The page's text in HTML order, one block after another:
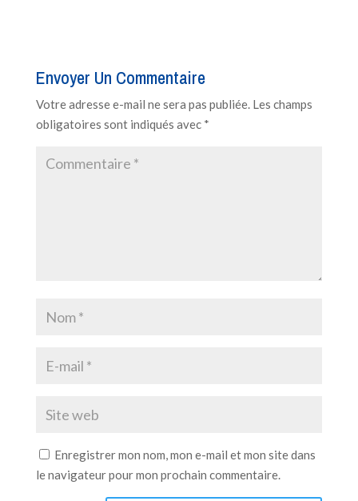
Envoyer Un Commentaire
Votre adresse e-mail ne sera pas publiée. Les champs
obligatoires sont indiqués avec *
Enregistrer mon nom, mon e-mail et mon site dans
le navigateur pour mon prochain commentaire.